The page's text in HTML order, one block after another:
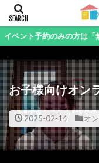
約のみの方は「無料会員
お子様向けオン
2025-02-14 オ
キーワード
カテゴリー